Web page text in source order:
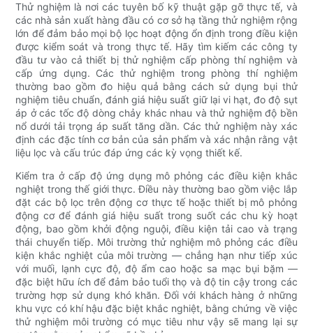
Thử nghiệm là nơi các tuyên bố kỹ thuật gặp gỡ thực tế, và
các nhà sản xuất hàng đầu có cơ sở hạ tầng thử nghiệm rộng
lớn để đảm bảo mọi bộ lọc hoạt động ổn định trong điều kiện
được kiểm soát và trong thực tế. Hãy tìm kiếm các công ty
đầu tư vào cả thiết bị thử nghiệm cấp phòng thí nghiệm và
cấp ứng dụng. Các thử nghiệm trong phòng thí nghiệm
thường bao gồm đo hiệu quả bằng cách sử dụng bụi thử
nghiệm tiêu chuẩn, đánh giá hiệu suất giữ lại vi hạt, đo độ sụt
áp ở các tốc độ dòng chảy khác nhau và thử nghiệm độ bền
nổ dưới tải trọng áp suất tăng dần. Các thử nghiệm này xác
định các đặc tính cơ bản của sản phẩm và xác nhận rằng vật
liệu lọc và cấu trúc đáp ứng các kỳ vọng thiết kế.
Kiểm tra ở cấp độ ứng dụng mô phỏng các điều kiện khắc
nghiệt trong thế giới thực. Điều này thường bao gồm việc lắp
đặt các bộ lọc trên động cơ thực tế hoặc thiết bị mô phỏng
động cơ để đánh giá hiệu suất trong suốt các chu kỳ hoạt
động, bao gồm khởi động nguội, điều kiện tải cao và trạng
thái chuyển tiếp. Môi trường thử nghiệm mô phỏng các điều
kiện khắc nghiệt của môi trường — chẳng hạn như tiếp xúc
với muối, lạnh cực độ, độ ẩm cao hoặc sa mạc bụi bặm —
đặc biệt hữu ích để đảm bảo tuổi thọ và độ tin cậy trong các
trường hợp sử dụng khó khăn. Đối với khách hàng ở những
khu vực có khí hậu đặc biệt khắc nghiệt, bằng chứng về việc
thử nghiệm môi trường có mục tiêu như vậy sẽ mang lại sự